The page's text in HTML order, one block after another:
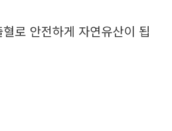
로 안전하게 자연유산이 됩